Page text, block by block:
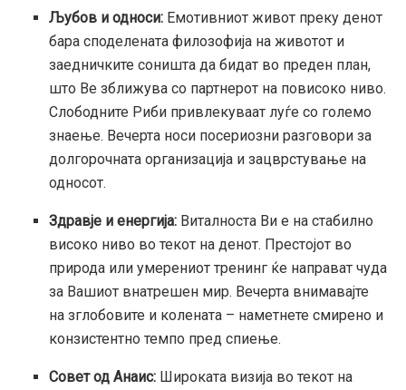
Љубов и односи: Емотивниот живот преку денот
бара споделената филозофија на животот и
заедничките соништа да бидат во преден план,
што Ве зближува со партнерот на повисоко ниво.
Слободните Риби привлекуваат луѓе со големо
знаење. Вечерта носи посериозни разговори за
долгорочната организација и зацврстување на
односот.
Здравје и енергија: Виталноста Ви е на стабилно
високо ниво во текот на денот. Престојот во
природа или умерениот тренинг ќе направат чуда
за Вашиот внатрешен мир. Вечерта внимавајте
на зглобовите и колената – наметнете смирено и
конзистентно темпо пред спиење.
Совет од Анаис: Широката визија во текот на